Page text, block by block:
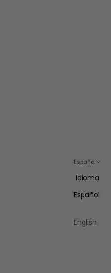
Español
Idioma
Español
English